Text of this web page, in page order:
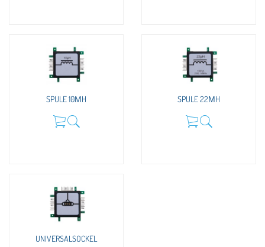
SPULE 10ΜH SPULE 22ΜH
UNIVERSALSOCKEL